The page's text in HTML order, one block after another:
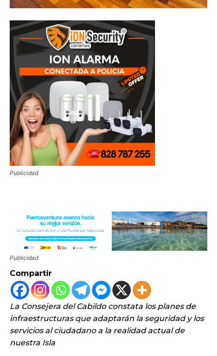
Publicidad
Publicidad
Compartir
La Consejera del Cabildo constata los planes de
infraestructuras que adaptarán la seguridad y los
servicios al ciudadano a la realidad actual de
nuestra Isla